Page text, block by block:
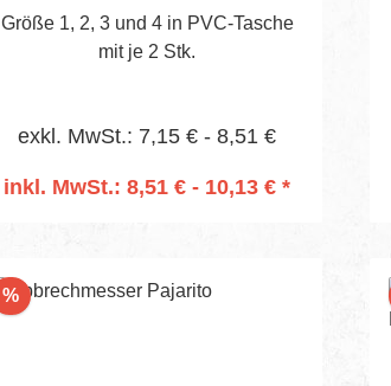
Größe 1, 2, 3 und 4 in PVC-Tasche
mit je 2 Stk.
exkl. MwSt.: 7,15 € - 8,51 €
inkl. MwSt.: 8,51 € - 10,13 € *
%Rabatt